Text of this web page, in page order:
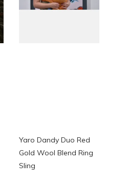
Yaro Dandy Duo Red
Gold Wool Blend Ring
Sling